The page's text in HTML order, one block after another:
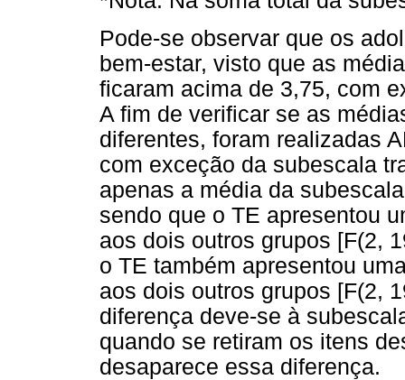
Pode-se observar que os
bem-estar, visto que as
ficaram acima de 3,75, com
A fim de verificar se as
diferentes, foram realizadas
com exceção da subescala
apenas a média da
sendo que o TE apresentou
aos dois outros grupos [F(2,
o TE também apresentou
aos dois outros grupos [F(2,
diferença deve-se à
quando se retiram os itens
desaparece essa diferença.